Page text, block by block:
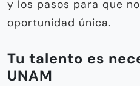
y los pasos para que
oportunidad única.
Tu talento es
UNAM